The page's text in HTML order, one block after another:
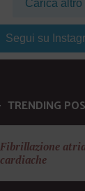
Carica altro
Segui su
TRENDING
Fibrillazione
cardiache